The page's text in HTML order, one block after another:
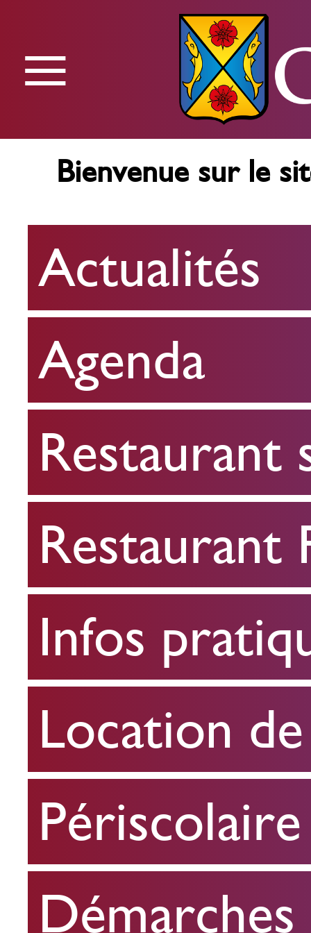
Menu
Actualités
Agenda
Restaurant
scolaire
Restaurant
FPA
Infos
pratiques
Location
de
salle
Périscolaire
≡
Bienvenue sur le
Actualités
Agenda
Restaurant
Restaurant
Infos
Location
Périscolaire